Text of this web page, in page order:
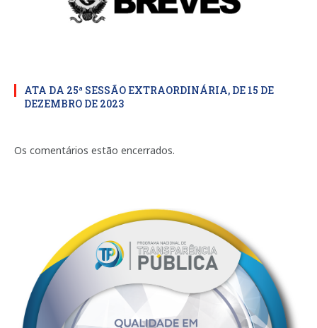
ATA DA 25ª SESSÃO EXTRAORDINÁRIA, DE 15 DE
DEZEMBRO DE 2023
Os comentários estão encerrados.